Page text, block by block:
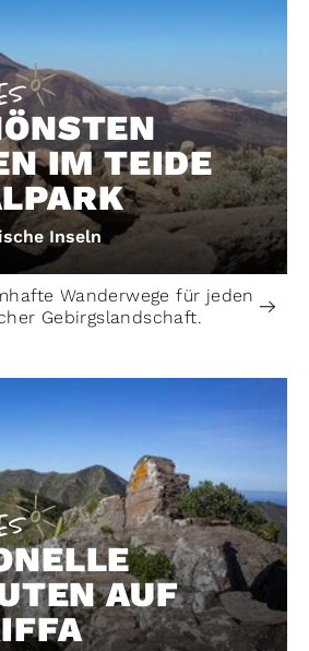
IM TEIDE
Inseln
Wanderwege für jeden
Gebirgslandschaft.
AUF